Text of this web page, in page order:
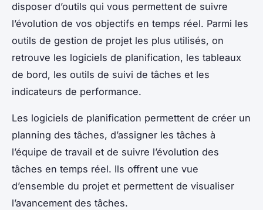
disposer d’outils qui vous permettent de suivre
l’évolution de vos objectifs en temps réel. Parmi les
outils de gestion de projet les plus utilisés, on
retrouve les logiciels de planification, les tableaux
de bord, les outils de suivi de tâches et les
indicateurs de performance.
Les logiciels de planification permettent de créer un
planning des tâches, d’assigner les tâches à
l’équipe de travail et de suivre l’évolution des
tâches en temps réel. Ils offrent une vue
d’ensemble du projet et permettent de visualiser
l’avancement des tâches.